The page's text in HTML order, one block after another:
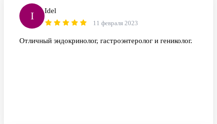
I Idel
11 февраля 2023
Отличный эндокринолог, гастроэнтеролог и гениколог.